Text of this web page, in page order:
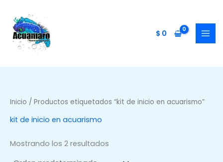
contenido
$ 0
Inicio / Productos etiquetados “kit de inicio en acuarismo”
kit de inicio en acuarismo
Mostrando los 2 resultados